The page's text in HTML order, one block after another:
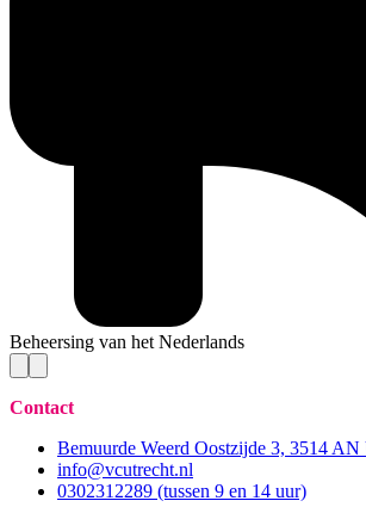
Beheersing van het Nederlands
Contact
Bemuurde Weerd Oostzijde 3, 3514 AN
info@vcutrecht.nl
0302312289 (tussen 9 en 14 uur)